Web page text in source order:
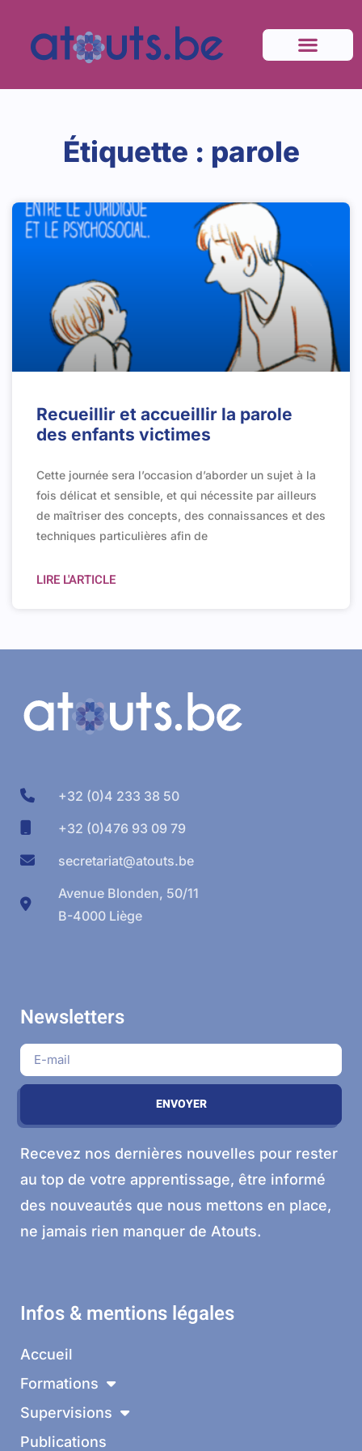
Étiquette : parole
Recueillir et accueillir la parole
des enfants victimes
Cette journée sera l’occasion d’aborder un sujet à la
fois délicat et sensible, et qui nécessite par ailleurs
de maîtriser des concepts, des connaissances et des
techniques particulières afin de
LIRE L'ARTICLE
+32 (0)4 233 38 50
+32 (0)476 93 09 79
secretariat@atouts.be
Avenue Blonden, 50/11
B-4000 Liège
Newsletters
ENVOYER
Recevez nos dernières nouvelles pour rester
au top de votre apprentissage, être informé
des nouveautés que nous mettons en place,
ne jamais rien manquer de Atouts.
Infos & mentions légales
Accueil
Formations
Supervisions
Publications